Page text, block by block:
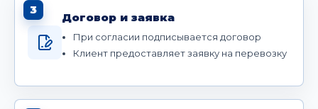
3
Договор и заявка
При согласии подписывается договор
Клиент предоставляет заявку на перевозку